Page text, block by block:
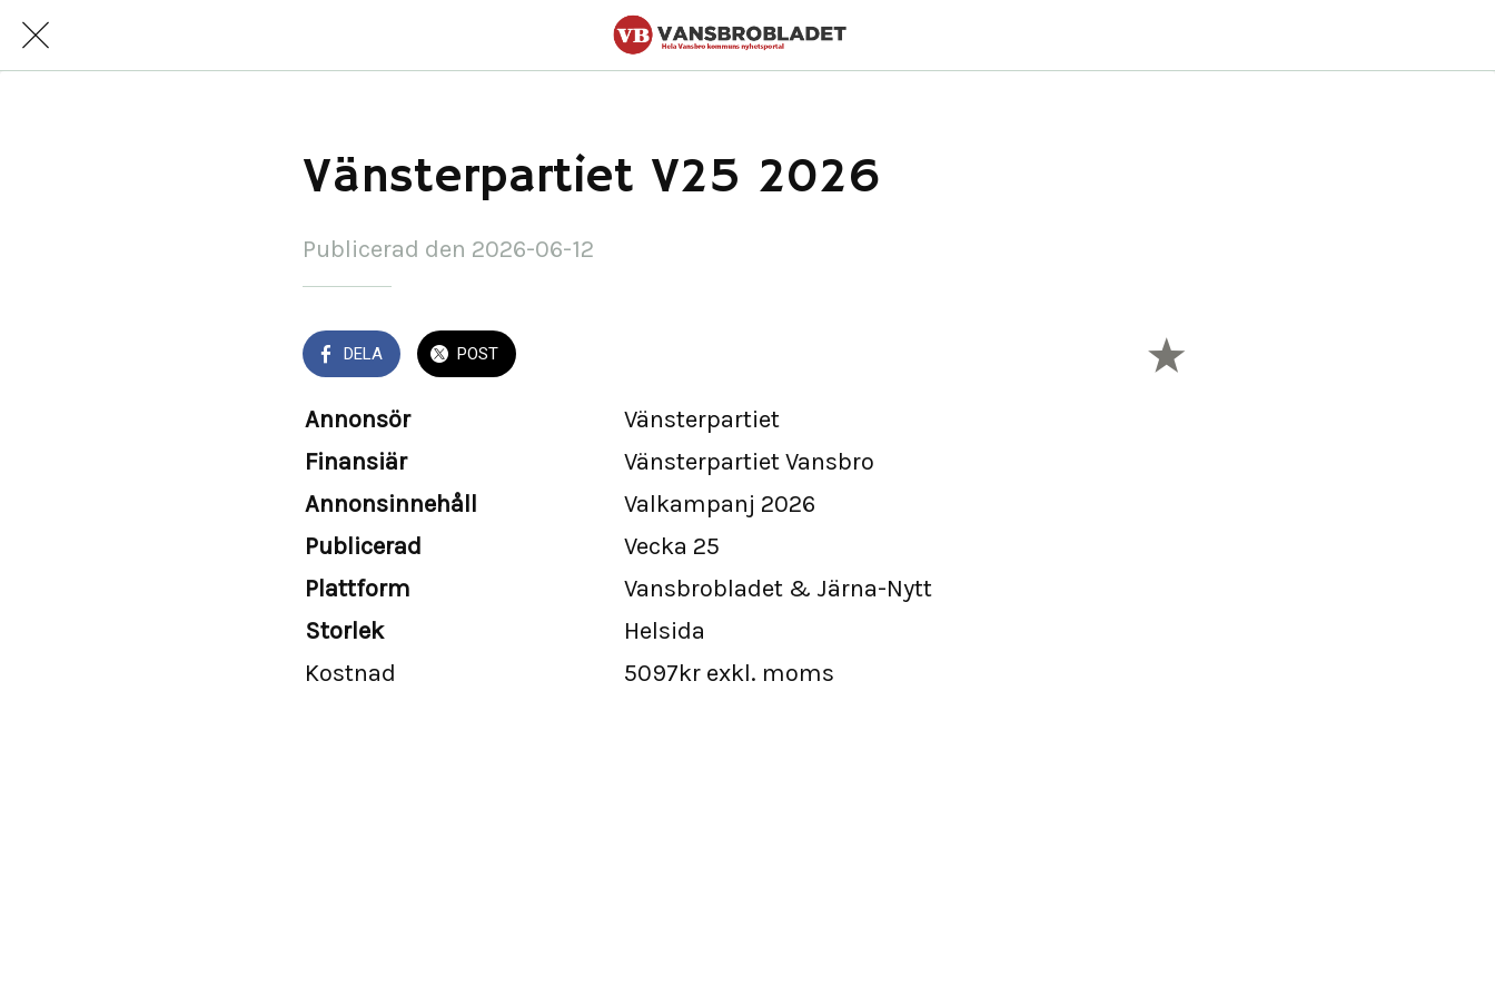
Vänsterpartiet V25 2026
Publicerad den 2026-06-12
DELA POST
Annonsör
Vänsterpartiet
Finansiär
Vänsterpartiet Vansbro
Annonsinnehåll
Valkampanj 2026
Publicerad
Vecka 25
Plattform
Vansbrobladet & Järna-Nytt
Storlek
Helsida
Kostnad
5097kr exkl. moms